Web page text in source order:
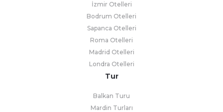
İzmir Otelleri
Bodrum Otelleri
Sapanca Otelleri
Roma Otelleri
Madrid Otelleri
Londra Otelleri
Tur
Balkan Turu
Mardin Turları